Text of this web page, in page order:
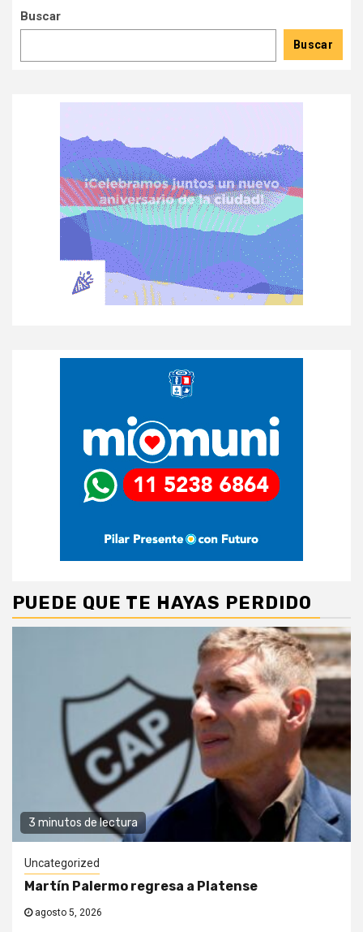
Buscar
Buscar
PUEDE QUE TE HAYAS PERDIDO
3 minutos de lectura
Uncategorized
Martín Palermo regresa a Platense
agosto 5, 2026